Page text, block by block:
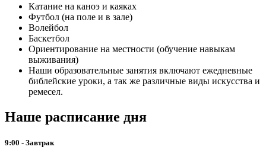
Катание на каноэ и каяках
Футбол (на поле и в зале)
Волейбол
Баскетбол
Ориентирование на местности (обучение навыкам
выживания)
Наши образовательные занятия включают ежедневные
библейские уроки, а так же различные виды искусства и
ремесел.
Наше расписание дня
9:00 - Завтрак